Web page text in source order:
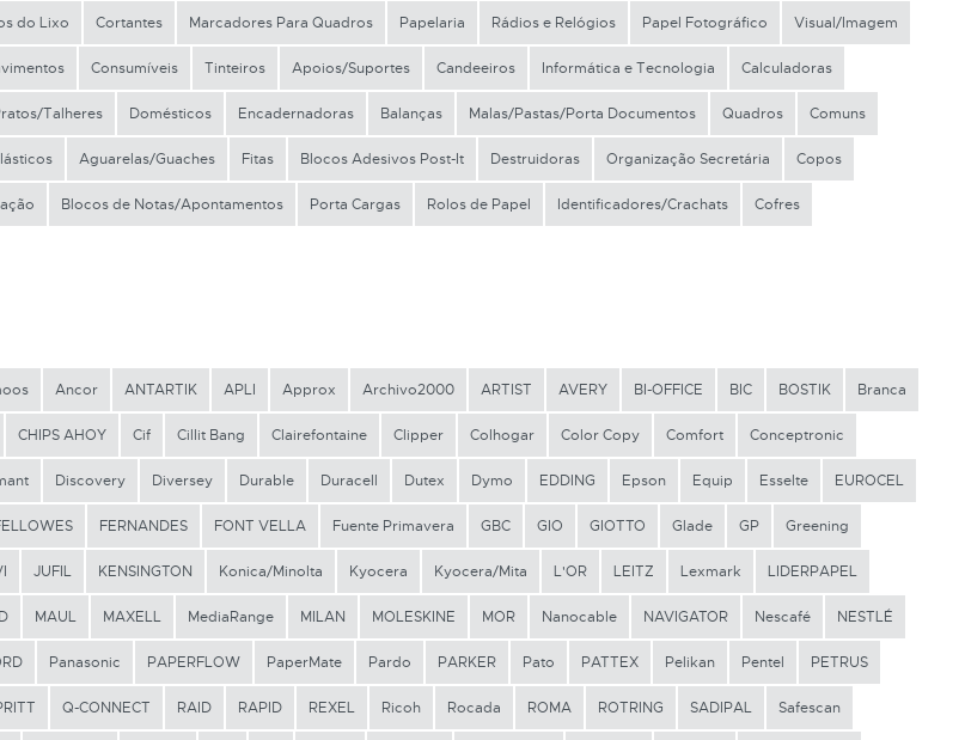
do Lixo Cortantes Marcadores Para Quadros Papelaria Rádios e Relógios Papel Fotográfico Visual/Imagem
Consumíveis Tinteiros Apoios/Suportes Candeeiros Informática e Tecnologia Calculadoras
Talheres Domésticos Encadernadoras Balanças Malas/Pastas/Porta Documentos Quadros Comuns
Aguarelas/Guaches Fitas Blocos Adesivos Post-It Destruidoras Organização Secretária Copos
Blocos de Notas/Apontamentos Porta Cargas Rolos de Papel Identificadores/Crachats Cofres
Ancor ANTARTIK APLI Approx Archivo2000 ARTIST AVERY BI-OFFICE BIC BOSTIK Branca
CHIPS AHOY Cif Cillit Bang Clairefontaine Clipper Colhogar Color Copy Comfort Conceptronic
Discovery Diversey Durable Duracell Dutex Dymo EDDING Epson Equip Esselte EUROCEL
FERNANDES FONT VELLA Fuente Primavera GBC GIO GIOTTO Glade GP Greening
JUFIL KENSINGTON Konica/Minolta Kyocera Kyocera/Mita L'OR LEITZ Lexmark LIDERPAPEL
MAUL MAXELL MediaRange MILAN MOLESKINE MOR Nanocable NAVIGATOR Nescafé NESTLÉ
Panasonic PAPERFLOW PaperMate Pardo PARKER Pato PATTEX Pelikan Pentel PETRUS
Q-CONNECT RAID RAPID REXEL Ricoh Rocada ROMA ROTRING SADIPAL Safescan